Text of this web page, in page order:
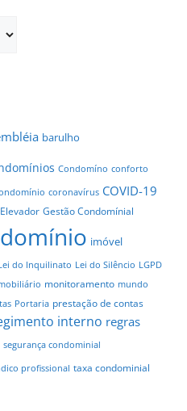
barulho
Condomíno conforto
coronavírus COVID-19
Elevador Gestão Condomínial
imóvel
do Inquilinato Lei do Silêncio LGPD
monitoramento mundo
Portaria prestação de contas
interno regras
segurança condominial
profissional taxa condominial